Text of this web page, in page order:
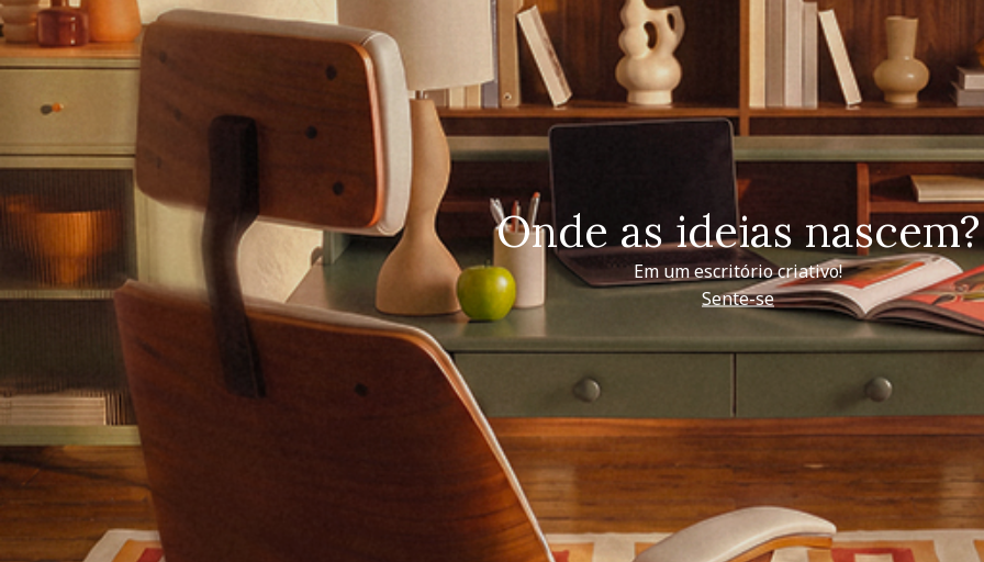
Onde as ideias nascem?
Em um escritório criativo!
Sente-se